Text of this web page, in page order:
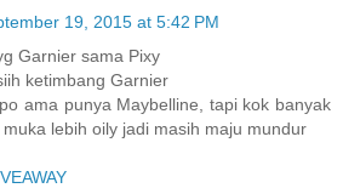
19, 2015 at 5:42 PM
Garnier sama Pixy
ketimbang Garnier
ama punya Maybelline, tapi kok banyak
lebih oily jadi masih maju mundur